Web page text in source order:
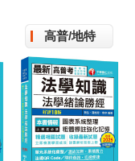
考／地方特
考／各類特
考）
高普/地特